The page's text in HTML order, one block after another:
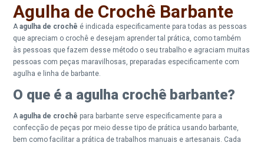
Agulha de Crochê Barbante
Aagulha de crochê é indicada especificamente para todas as pessoas
que apreciam o crochê e desejam aprender tal prática, como também
às pessoas que fazem desse método o seu trabalho e agraciam muitas
pessoas com peças maravilhosas, preparadas especificamente com
agulha e linha de barbante.
O que é a agulha crochê barbante?
Aagulha de crochê para barbante serve especificamente para a
confecção de peças por meio desse tipo de prática usando barbante,
bem como facilitar a prática de trabalhos manuais e artesanais. Cada